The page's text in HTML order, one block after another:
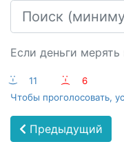
Если деньги
:-) 11 :-(
6
Чтобы проголосовать,
Предыдущий